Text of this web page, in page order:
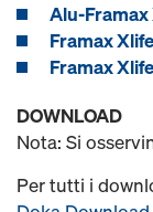
Alu-Framax
Framax Xlife
Framax
DOWNLOAD
Nota: Si
Per tutti i